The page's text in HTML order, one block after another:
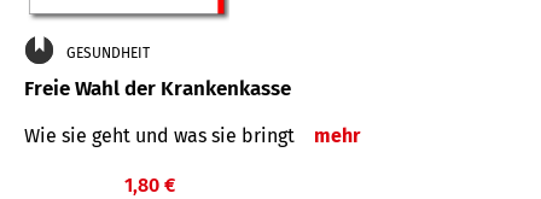
GESUNDHEIT
Freie Wahl der Krankenkasse
Wie sie geht und was sie bringt mehr
1,80 €